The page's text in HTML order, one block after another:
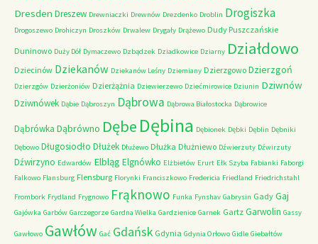
Dresden Dreszew Drewniaczki Drewnów Drezdenko Droblin Drogiszka
Drogoszewo Drohiczyn Droszków Drwalew Drygały Drążewo Dudy Puszczańskie
Duninowo Duży Dół Dymaczewo Dzbądzek Dziadkowice Dziarny Działdowo
Dziecinów Dziekanów Dziekanów Leśny Dziemiany Dzierzgowo Dzierzgoń
Dzierzgów Dzierżoniów Dzierżążnia Dziewierzewo Dziećmirowice Dziunin Dziwnów
Dziwnówek Dąbie Dąbroszyn Dąbrowa Dąbrowa Białostocka Dąbrowice
Dąbrówka Dąbrówno Dębe Dębina Dębionek Dębki Dęblin Dębniki
Dębowo Długosiodło Dłużek Dłużewo Dłużka Dłużniewo Dźwierzuty Dźwirzuty
Dźwirzyno Edwardów Elbląg Elgnówko Elżbietów Erurt Ełk Szyba Fabianki Faborgi
Falkowo Flansburg Flensburg Florynki Franciszkowo Fredericia Friedland Friedrichstahl
Frombork Frydland Frygnowo Frąknowo Funka Fynshav Gabrysin Gady Gaj
Gajówka Garbów Garczegorze Gardna Wielka Gardzienice Garnek Gartz Garwolin Gassy
Gawłowo Gawłów Gać Gdańsk Gdynia Gdynia Orłowo Gidle Giebałtów